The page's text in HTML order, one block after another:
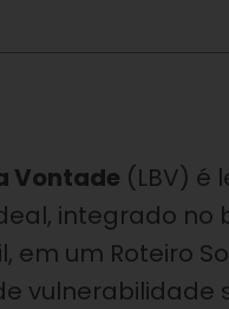
Vontade (LBV) é
integrado no
em um Roteiro
vulnerabilidade